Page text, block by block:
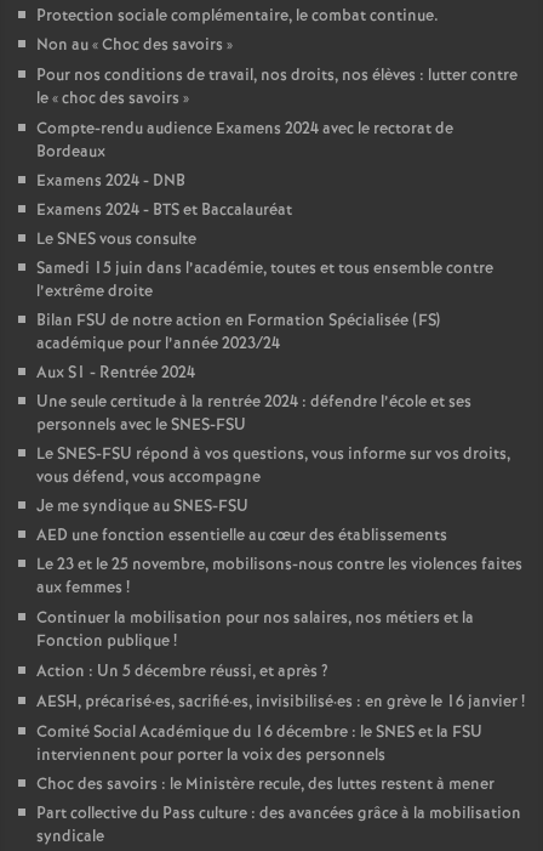
Protection sociale complémentaire, le combat continue.
Non au «Choc des savoirs »
Pour nos conditions de travail, nos droits, nos élèves : lutter contre
le «choc des savoirs »
Compte-rendu audience Examens 2024 avec le rectorat de
Bordeaux
Examens 2024 - DNB
Examens 2024 - BTS et Baccalauréat
Le SNES vous consulte
Samedi 15 juin dans l’académie, toutes et tous ensemble contre
l’extrême droite
Bilan FSU de notre action en Formation Spécialisée (FS)
académique pour l’année 2023/24
Aux S1 - Rentrée 2024
Une seule certitude à la rentrée 2024 : défendre l’école et ses
personnels avec le SNES-FSU
Le SNES-FSU répond à vos questions, vous informe sur vos droits,
vous défend, vous accompagne
Je me syndique au SNES-FSU
AED une fonction essentielle au cœur des établissements
Le 23 et le 25 novembre, mobilisons-nous contre les violences faites
aux femmes !
Continuer la mobilisation pour nos salaires, nos métiers et la
Fonction publique!
Action : Un 5 décembre réussi, et après ?
AESH, précarisé·es, sacrifié·es, invisibilisé·es : en grève le 16 janvier!
Comité Social Académique du 16 décembre : le SNES et la FSU
interviennent pour porter la voix des personnels
Choc des savoirs : le Ministère recule, des luttes restent à mener
Part collective du Pass culture : des avancées grâce à la mobilisation
syndicale